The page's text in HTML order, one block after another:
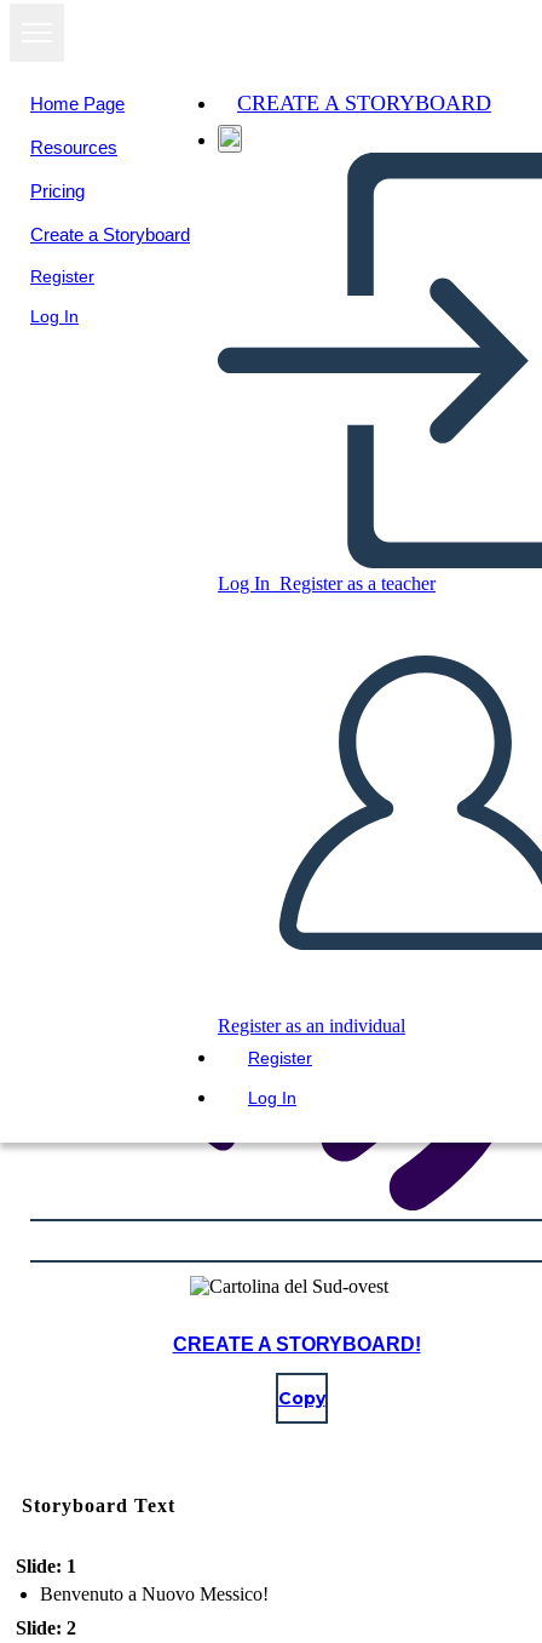
Home Page
Resources
Pricing
Create a Storyboard
Register
Log In
CREATE A STORYBOARD
Log In Register as a teacher
Register as an individual
Register
Log In
Copy this Storyboard
PLAY SLIDESHOW
READ TO ME
CREATE A STORYBOARD!
Copy
Storyboard Text
Slide: 1
Benvenuto a Nuovo Messico!
Slide: 2